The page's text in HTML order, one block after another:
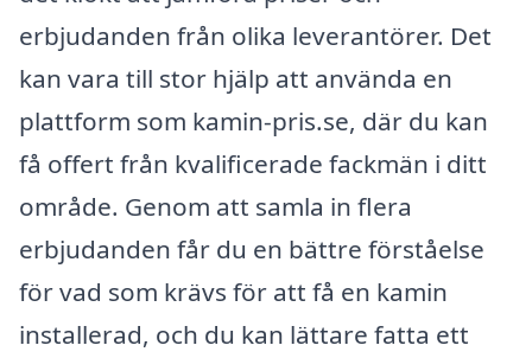
erbjudanden från olika leverantörer. Det
kan vara till stor hjälp att använda en
plattform som kamin-pris.se, där du kan
få offert från kvalificerade fackmän i ditt
område. Genom att samla in flera
erbjudanden får du en bättre förståelse
för vad som krävs för att få en kamin
installerad, och du kan lättare fatta ett